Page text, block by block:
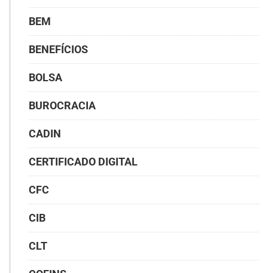
BEM
BENEFÍCIOS
BOLSA
BUROCRACIA
CADIN
CERTIFICADO DIGITAL
CFC
CIB
CLT